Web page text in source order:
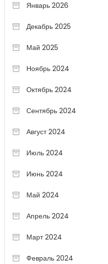
Январь 2026
Декабрь 2025
Май 2025
Ноябрь 2024
Октябрь 2024
Сентябрь 2024
Август 2024
Июль 2024
Июнь 2024
Май 2024
Апрель 2024
Март 2024
Февраль 2024